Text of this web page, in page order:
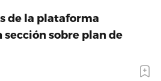
de la plataforma
sección sobre plan de